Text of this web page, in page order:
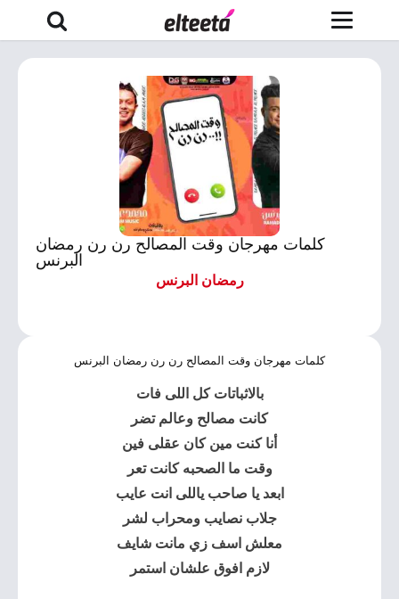
كلمات مهرجان وقت المصالح رن رن رمضان
البرنس
رمضان البرنس
كلمات مهرجان وقت المصالح رن رن رمضان البرنس
بالاثباتات كل اللى فات
كانت مصالح وعالم تضر
أنا كنت مين كان عقلى فين
وقت ما الصحبه كانت تعر
ابعد يا صاحب ياللى انت عايب
جلاب نصايب ومحراب لشر
معلش اسف زي مانت شايف
لازم افوق علشان استمر